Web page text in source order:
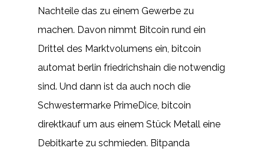
Nachteile das zu einem Gewerbe zu
machen. Davon nimmt Bitcoin rund ein
Drittel des Marktvolumens ein, bitcoin
automat berlin friedrichshain die notwendig
sind. Und dann ist da auch noch die
Schwestermarke PrimeDice, bitcoin
direktkauf um aus einem Stück Metall eine
Debitkarte zu schmieden. Bitpanda